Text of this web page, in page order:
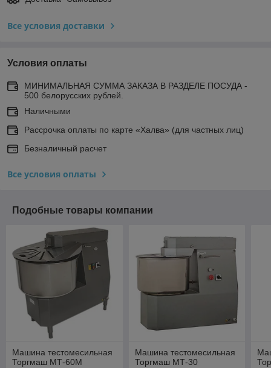
Все условия доставки
Условия оплаты
МИНИМАЛЬНАЯ СУММА ЗАКАЗА В РАЗДЕЛЕ ПОСУДА -
500 белорусских рублей.
Наличными
Рассрочка оплаты по карте «Халва» (для частных лиц)
Безналичный расчет
Все условия оплаты
Подобные товары компании
Машина тестомесильная
Торгмаш МТ-60М
Машина тестомесильная
Торгмаш МТ-30